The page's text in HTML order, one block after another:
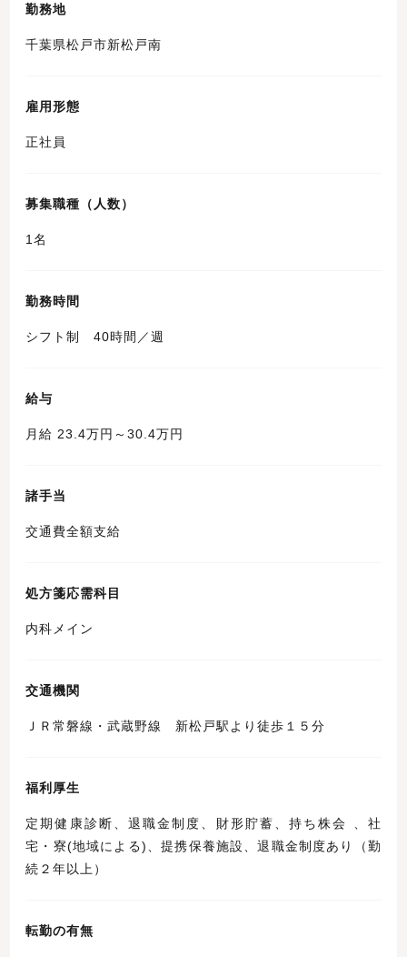
勤務地
千葉県松戸市新松戸南
雇用形態
正社員
募集職種（人数）
1名
勤務時間
シフト制 40時間／週
給与
月給 23.4万円～30.4万円
諸手当
交通費全額支給
処方箋応需科目
内科メイン
交通機関
ＪＲ常磐線・武蔵野線 新松戸駅より徒歩１５分
福利厚生
定期健康診断、退職金制度、財形貯蓄、持ち株会 、社
宅・寮(地域による)、提携保養施設、退職金制度あり（勤
続２年以上）
転勤の有無